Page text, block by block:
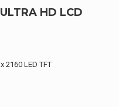
HD LCD
2160 LED TFT